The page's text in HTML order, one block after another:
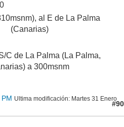
al E de La Palma
(Canarias)
C de La Palma (La Palma,
a 300msnm
Ultima modificación: Martes 31 Enero
#90